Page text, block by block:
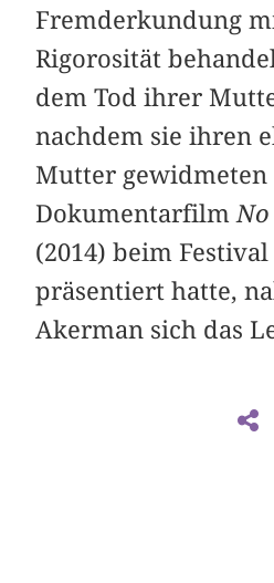
Fremderkundung
Rigorosität
dem Tod ihrer
nachdem sie ihren
Mutter gewidmeten
Dokumentarfilm
(2014) beim
präsentiert hatte,
Akerman sich das